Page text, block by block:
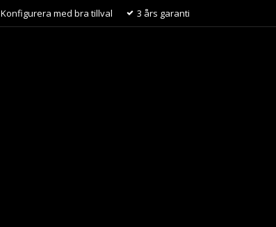
Konfigurera med bra tillval 3 års garanti